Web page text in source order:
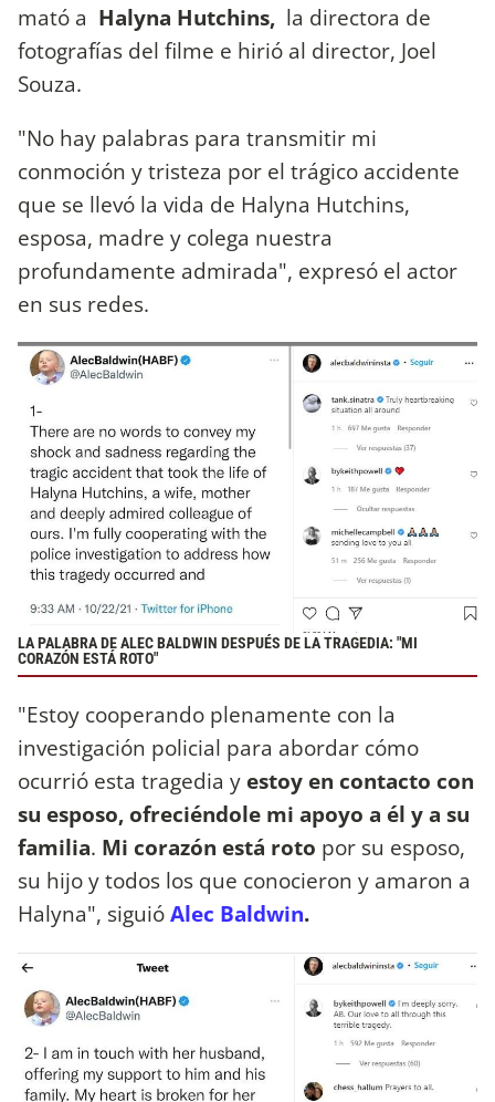
mató a Halyna Hutchins, la directora de
fotografías del filme e hirió al director, Joel
Souza.
"No hay palabras para transmitir mi
conmoción y tristeza por el trágico accidente
que se llevó la vida de Halyna Hutchins,
esposa, madre y colega nuestra
profundamente admirada", expresó el actor
en sus redes.
LA PALABRA DE ALEC BALDWIN DESPUÉS DE LA TRAGEDIA: "MI
CORAZÓN ESTÁ ROTO"
"Estoy cooperando plenamente con la
investigación policial para abordar cómo
ocurrió esta tragedia y estoy en contacto con
su esposo, ofreciéndole mi apoyo a él y a su
familia. Mi corazón está roto por su esposo,
su hijo y todos los que conocieron y amaron a
Halyna", siguióAlec Baldwin.